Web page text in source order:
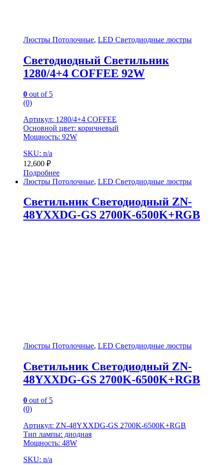
Люстры Потолочные, LED Светодиодные люстры
Светодиодный Светильник
1280/4+4 COFFEE 92W
0 out of 5
(0)
Артикул: 1280/4+4 COFFEE
Основной цвет: коричневый
Мощность: 92W
SKU: n/a
12,600 ₽
Подробнее
Люстры Потолочные, LED Светодиодные люстры
Светильник Светодиодный ZN-
48YXXDG-GS 2700K-6500K+RGB
Люстры Потолочные, LED Светодиодные люстры
Светильник Светодиодный ZN-
48YXXDG-GS 2700K-6500K+RGB
0 out of 5
(0)
Артикул: ZN-48YXXDG-GS 2700K-6500K+RGB
Тип лампы: диодная
Мощность: 48W
SKU: n/a